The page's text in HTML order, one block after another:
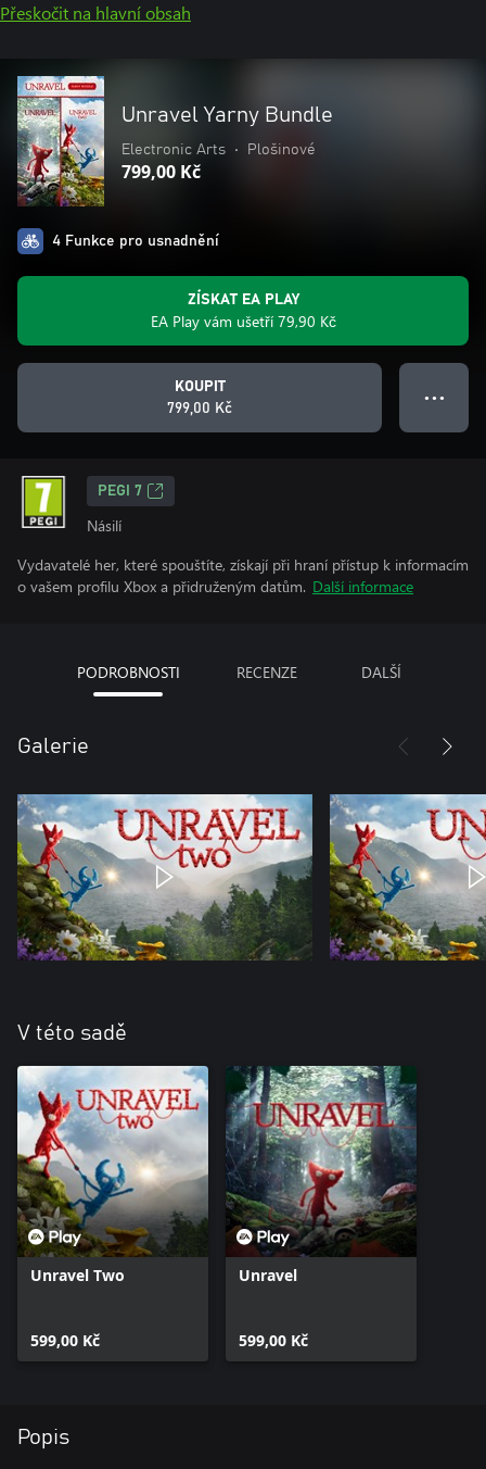
Přeskočit na hlavní obsah
Unravel Yarny Bundle
Electronic Arts • Plošinové
799,00 Kč
4 Funkce pro usnadnění
ZÍSKAT EA PLAY
EA Play vám ušetří 79,90 Kč
KOUPIT
799,00 Kč
● ● ●
PEGI 7
Násilí
Vydavatelé her, které spouštíte, získají při hraní přístup k informacím
o vašem profilu Xbox a přidruženým datům. Další informace
PODROBNOSTI RECENZE DALŠÍ
Galerie
V této sadě
Unravel Two
599,00 Kč
Unravel
599,00 Kč
Popis